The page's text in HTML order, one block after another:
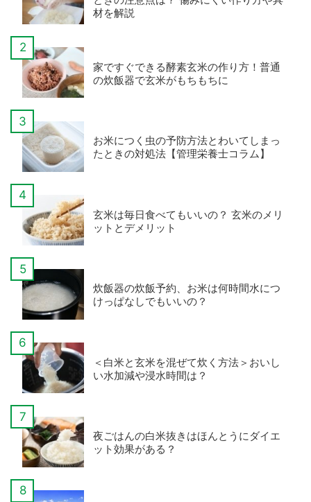
材を解説
家ですぐできる酵素玄米の作り方！普通
の炊飯器で玄米がもちもちに
お米につく虫の予防方法とわいてしまっ
たときの対処法【管理栄養士コラム】
玄米は毎日食べてもいいの？ 玄米のメリ
ットとデメリット
炊飯器の炊飯予約、お米は何時間水につ
けっぱなしでもいいの？
＜白米と玄米を混ぜて炊く方法＞おいし
い水加減や浸水時間は？
夜ごはんの白米抜きはほんとうにダイエ
ット効果がある？